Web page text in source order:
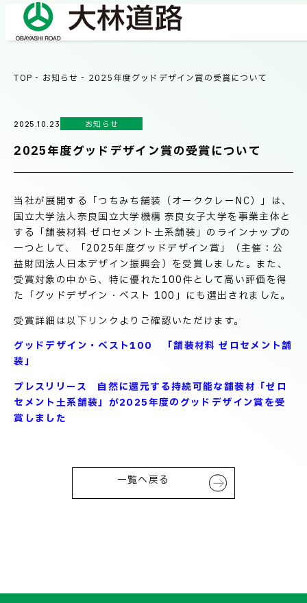
会社概要
社長メッセージ/企業理念
業績情報
サステナビリティ
ネットワーク
電子公告
BUSINESS
事業紹介
OUR WORKS
施工事例
TECHNICAL INFORMATION
製品情報
RECRUIT
TOP - お知らせ - 2025年度グッドデザイン賞の受賞について
2025.10.23 お知らせ
2025年度グッドデザイン賞の受賞について
当社が展開する「つちみち舗装（オーククレーNC）」は、
国立大学法人奈良国立大学機構 奈良女子大学を事業主体と
する「舗装材料 ゼロセメント土系舗装」のラインナップの
一つとして、「2025年度グッドデザイン賞」（主催：公
益財団法人日本デザイン振興会）を受賞しました。また、
受賞対象の中から、特に優れた100件として高い評価を得
た「グッドデザイン・ベスト 100」にも選出されました。
受賞詳細は以下リンクよりご確認いただけます。
グッドデザイン・ベスト100 「舗装材料 ゼロセメント舗
装」
プレスリリース 自然に還元する持続可能な舗装材「ゼロ
セメント土系舗装」が2025年度のグッドデザイン賞を受
賞しました
一覧へ戻る